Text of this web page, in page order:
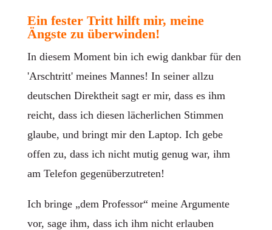
Ein fester Tritt hilft mir, meine
Ängste zu überwinden!
In diesem Moment bin ich ewig dankbar für den
'Arschtritt' meines Mannes! In seiner allzu
deutschen Direktheit sagt er mir, dass es ihm
reicht, dass ich diesen lächerlichen Stimmen
glaube, und bringt mir den Laptop. Ich gebe
offen zu, dass ich nicht mutig genug war, ihm
am Telefon gegenüberzutreten!
Ich bringe „dem Professor“ meine Argumente
vor, sage ihm, dass ich ihm nicht erlauben